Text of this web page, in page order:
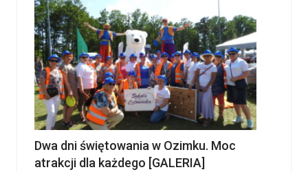
Dwa dni świętowania w Ozimku. Moc
atrakcji dla każdego [GALERIA]